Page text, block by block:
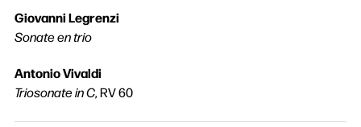
Giovanni Legrenzi
Sonate en trio
Antonio Vivaldi
Triosonate in C, RV 60
Zoeken